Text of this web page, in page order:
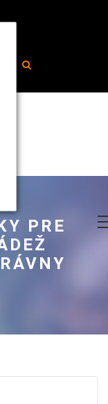
PRE